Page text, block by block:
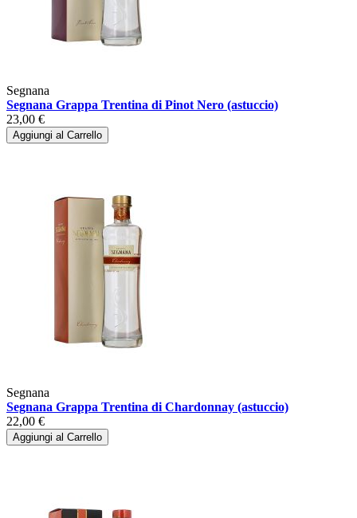
Segnana
Segnana Grappa Trentina di Pinot Nero (astuccio)
23,00 €
Aggiungi al Carrello
Segnana
Segnana Grappa Trentina di Chardonnay (astuccio)
22,00 €
Aggiungi al Carrello